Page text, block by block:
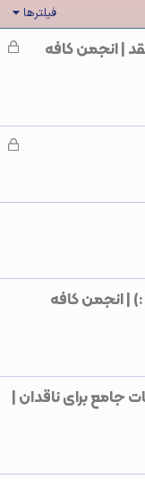
فیلترها
د
| انجمن کافه
:) | انجمن کافه
جامع برای ناقدان |